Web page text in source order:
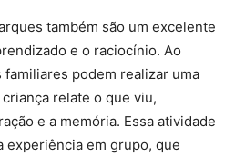
também são um excelente
e o raciocínio. Ao
podem realizar uma
relate o que viu,
e a memória. Essa atividade
experiência em grupo, que